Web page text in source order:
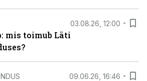
03.08.26, 12:00
mis toimub Läti
09.06.26, 16:46